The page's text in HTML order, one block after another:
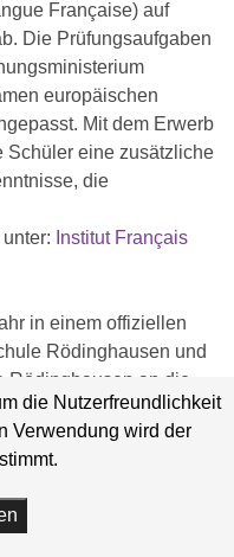
Française) auf
Die Prüfungsaufgaben
europäischen
Mit dem Erwerb
Schüler eine zusätzliche
die
Institut Français
in einem offiziellen
Rödinghausen und
Rödinghausen an die
Impressum
die Nutzerfreundlichkeit
Verwendung wird der